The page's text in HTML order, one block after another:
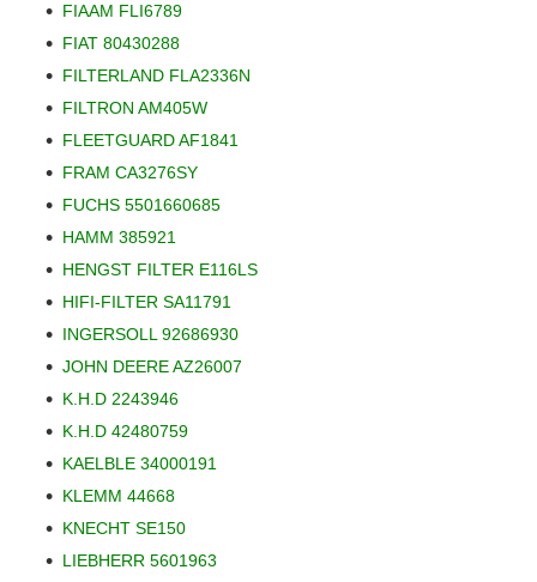
FIAAM FLI6789
FIAT 80430288
FILTERLAND FLA2336N
FILTRON AM405W
FLEETGUARD AF1841
FRAM CA3276SY
FUCHS 5501660685
HAMM 385921
HENGST FILTER E116LS
HIFI-FILTER SA11791
INGERSOLL 92686930
JOHN DEERE AZ26007
K.H.D 2243946
K.H.D 42480759
KAELBLE 34000191
KLEMM 44668
KNECHT SE150
LIEBHERR 5601963